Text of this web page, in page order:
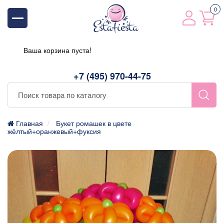
+7 (495) 970-44-75
0
Ваша корзина пуста!
Главная
Букет ромашек в цвете
жёлтый+оранжевый+фуксия